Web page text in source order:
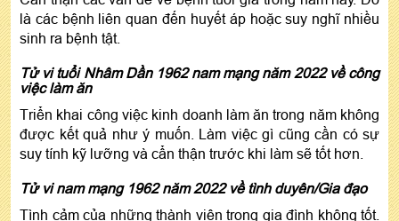
là các bệnh liên quan đến huyết áp hoặc suy nghĩ nhiều
sinh ra bệnh tật.
Tử vi tuổi Nhâm Dần 1962 nam mạng năm 2022 về công
việc làm ăn
Triển khai công việc kinh doanh làm ăn trong năm không
được kết quả như ý muốn. Làm việc gì cũng cần có sự
suy tính kỹ lưỡng và cẩn thận trước khi làm sẽ tốt hơn.
Tử vi nam mạng 1962 năm 2022 về tình duyên/Gia đạo
Tình cảm của những thành viên trong gia đình không tốt.